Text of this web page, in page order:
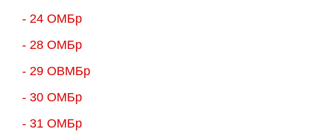
- 24 ОМБр
- 28 ОМБр
- 29 ОВМБр
- 30 ОМБр
- 31 ОМБр